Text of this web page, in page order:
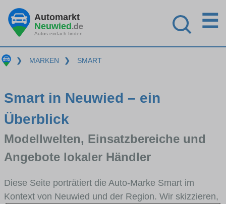
Automarkt
Neuwied.de
Autos einfach finden
☰
❯ MARKEN ❯ SMART
Smart in Neuwied – ein
Überblick
Modellwelten, Einsatzbereiche und
Angebote lokaler Händler
Diese Seite porträtiert die Auto-Marke Smart im
Kontext von Neuwied und der Region. Wir skizzieren,